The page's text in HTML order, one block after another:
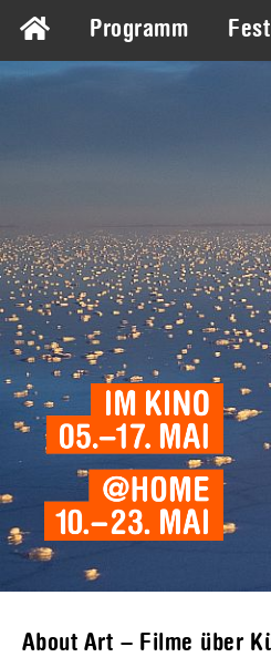
Programm
About Art – Filme über